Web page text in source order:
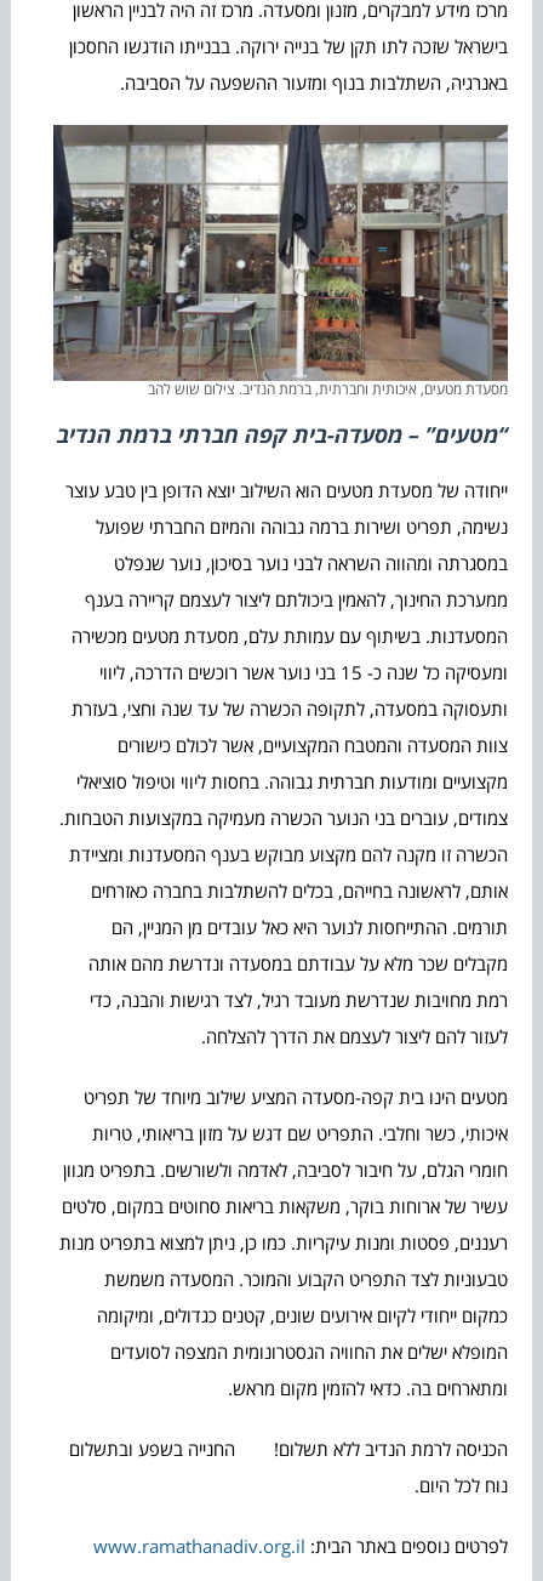
מרכז מידע למבקרים, מזנון ומסעדה. מרכז זה היה לבניין הראשון
בישראל שזכה לתו תקן של בנייה ירוקה. בבנייתו הודגשו החסכון
באנרגיה, השתלבות בנוף ומזעור ההשפעה על הסביבה.
מסעדת מטעים, איכותית וחברתית, ברמת הנדיב. צילום שוש להב
“מטעים” – מסעדה-בית קפה חברתי ברמת הנדיב
ייחודה של מסעדת מטעים הוא השילוב יוצא הדופן בין טבע עוצר
נשימה, תפריט ושירות ברמה גבוהה והמיזם החברתי שפועל
במסגרתה ומהווה השראה לבני נוער בסיכון, נוער שנפלט
ממערכת החינוך, להאמין ביכולתם ליצור לעצמם קריירה בענף
המסעדנות. בשיתוף עם עמותת עלם, מסעדת מטעים מכשירה
ומעסיקה כל שנה כ- 15 בני נוער אשר רוכשים הדרכה, ליווי
ותעסוקה במסעדה, לתקופה הכשרה של עד שנה וחצי, בעזרת
צוות המסעדה והמטבח המקצועיים, אשר לכולם כישורים
מקצועיים ומודעות חברתית גבוהה. בחסות ליווי וטיפול סוציאלי
צמודים, עוברים בני הנוער הכשרה מעמיקה במקצועות הטבחות.
הכשרה זו מקנה להם מקצוע מבוקש בענף המסעדנות ומציידת
אותם, לראשונה בחייהם, בכלים להשתלבות בחברה כאזרחים
תורמים. ההתייחסות לנוער היא כאל עובדים מן המניין, הם
מקבלים שכר מלא על עבודתם במסעדה ונדרשת מהם אותה
רמת מחויבות שנדרשת מעובד רגיל, לצד רגישות והבנה, כדי
לעזור להם ליצור לעצמם את הדרך להצלחה.
מטעים הינו בית קפה-מסעדה המציע שילוב מיוחד של תפריט
איכותי, כשר וחלבי. התפריט שם דגש על מזון בריאותי, טריות
חומרי הגלם, על חיבור לסביבה, לאדמה ולשורשים. בתפריט מגוון
עשיר של ארוחות בוקר, משקאות בריאות סחוטים במקום, סלטים
רעננים, פסטות ומנות עיקריות. כמו כן, ניתן למצוא בתפריט מנות
טבעוניות לצד התפריט הקבוע והמוכר. המסעדה משמשת
כמקום ייחודי לקיום אירועים שונים, קטנים כגדולים, ומיקומה
המופלא ישלים את החוויה הגסטרונומית המצפה לסועדים
ומתארחים בה. כדאי להזמין מקום מראש.
הכניסה לרמת הנדיב ללא תשלום! החנייה בשפע ובתשלום
נוח לכל היום.
לפרטים נוספים באתר הבית: www.ramathanadiv.org.il